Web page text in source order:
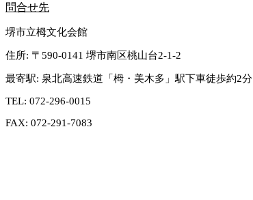
問合せ先
堺市立栂文化会館
住所: 〒590-0141 堺市南区桃山台2-1-2
最寄駅: 泉北高速鉄道「栂・美木多」駅下車徒歩約2分
TEL: 072-296-0015
FAX: 072-291-7083